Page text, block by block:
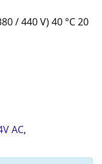
/ 440 V) 40 °C 20
AC,